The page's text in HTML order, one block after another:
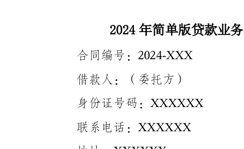
合同编号：2024-XXX
身份证号码：XXXXXX
联系电话：XXXXXX
地址：XXXXXX
贷款机构：（受托方）